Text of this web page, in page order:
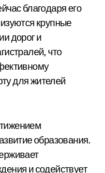
благодаря его
крупные
дорог и
что
для жителей
образования.
и содействует